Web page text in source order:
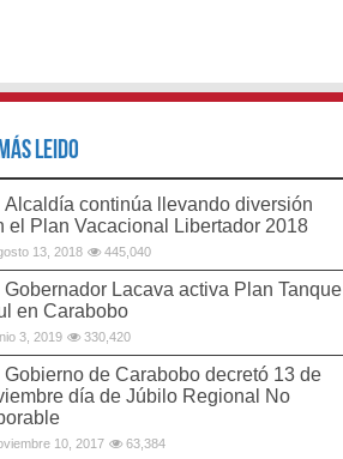
Leido
Alcaldía continúa llevando diversión
el Plan Vacacional Libertador 2018
13, 2018 445,040
Gobernador Lacava activa Plan Tanque
en Carabobo
3, 2019 330,420
Gobierno de Carabobo decretó 13 de
día de Júbilo Regional No
10, 2017 63,384